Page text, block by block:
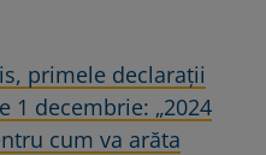
primele declarații
1 decembrie: „2024
cum va arăta